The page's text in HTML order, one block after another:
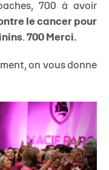
700 à avoir
le cancer pour
. 700 Merci.
on vous donne